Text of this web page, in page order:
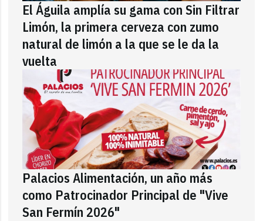
El Águila amplía su gama con Sin Filtrar
Limón, la primera cerveza con zumo
natural de limón a la que se le da la
vuelta
Palacios Alimentación, un año más
como Patrocinador Principal de "Vive
San Fermín 2026"